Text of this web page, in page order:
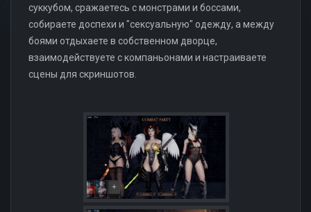
суккубом, сражаетесь с монстрами и босcами,
собираете доспехи и "сексуальную" одежду, а между
боями отдыхаете в собственном дворце,
взаимодействуете с компаньонами и настраиваете
сцены для скриншотов.